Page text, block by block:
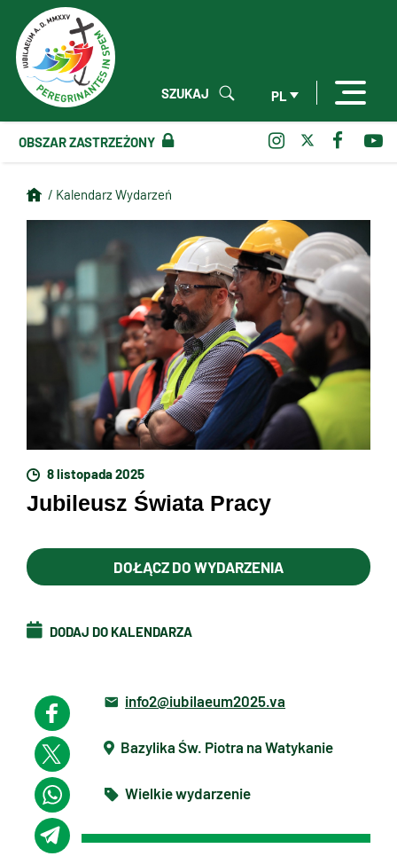
PL
SZUKAJ
OBSZAR ZASTRZEŻONY
/ Kalendarz Wydarzeń
8 listopada 2025
Jubileusz Świata Pracy
DOŁĄCZ DO WYDARZENIA
DODAJ DO KALENDARZA
info2@iubilaeum2025.va
Bazylika Św. Piotra na Watykanie
Wielkie wydarzenie